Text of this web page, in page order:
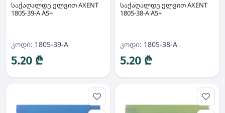
საქაღალდე ელვით AXENT
1805-39-A A5+
კოდი: 1805-39-A
5.20 ₾
საქაღალდე ელვით AXENT
1805-38-A A5+
კოდი: 1805-38-A
5.20 ₾